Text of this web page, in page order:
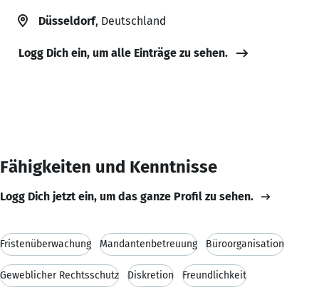
Düsseldorf, Deutschland
Logg Dich ein, um alle Einträge zu sehen.
Fähigkeiten und Kenntnisse
Logg Dich jetzt ein, um das ganze Profil zu sehen.
Fristenüberwachung Mandantenbetreuung Büroorganisation
Geweblicher Rechtsschutz Diskretion Freundlichkeit